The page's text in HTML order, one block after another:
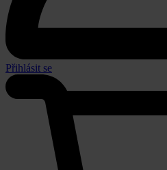
Přihlásit se